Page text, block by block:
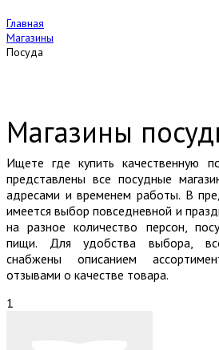
Главная
Магазины
Посуда
Магазины
Ищете где купить качественную
представлены все посудные
адресами и временем работы. В
имеется выбор повседневной и
на разное количество персон,
пищи. Для удобства выбора,
снабжены описанием
отзывами о качестве товара.
1